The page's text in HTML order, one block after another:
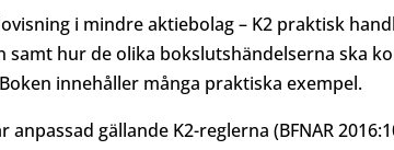
i mindre aktiebolag – K2 praktisk
samt hur de olika bokslutshändelserna ska
innehåller många praktiska exempel.
anpassad gällande K2-reglerna (BFNAR